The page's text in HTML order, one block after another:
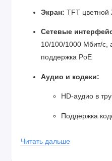
Экран: TFT цветной
Сетевые
10/100/1000 Мбит/с,
поддержка PoE
Аудио и кодеки:
HD-аудио в
Поддержка
DTMF (in-band,
Читать дальше